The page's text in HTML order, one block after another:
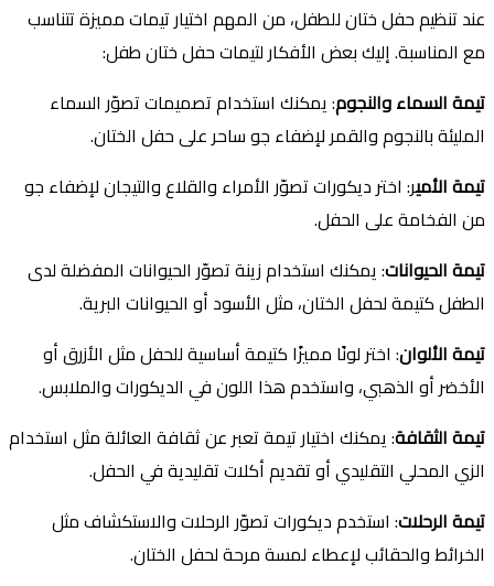
عند تنظيم حفل ختان للطفل، من المهم اختيار تيمات مميزة تتناسب
مع المناسبة. إليك بعض الأفكار لتيمات حفل ختان طفل:
تيمة السماء والنجوم: يمكنك استخدام تصميمات تصوّر السماء
المليئة بالنجوم والقمر لإضفاء جو ساحر على حفل الختان.
تيمة الأمير: اختر ديكورات تصوّر الأمراء والقلاع والتيجان لإضفاء جو
من الفخامة على الحفل.
تيمة الحيوانات: يمكنك استخدام زينة تصوّر الحيوانات المفضلة لدى
الطفل كتيمة لحفل الختان، مثل الأسود أو الحيوانات البرية.
تيمة الألوان: اختر لونًا مميزًا كتيمة أساسية للحفل مثل الأزرق أو
الأخضر أو الذهبي، واستخدم هذا اللون في الديكورات والملابس.
تيمة الثقافة: يمكنك اختيار تيمة تعبر عن ثقافة العائلة مثل استخدام
الزي المحلي التقليدي أو تقديم أكلات تقليدية في الحفل.
تيمة الرحلات: استخدم ديكورات تصوّر الرحلات والاستكشاف مثل
الخرائط والحقائب لإعطاء لمسة مرحة لحفل الختان.